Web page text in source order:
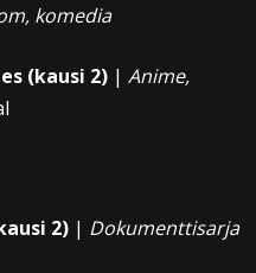
komedia
(kausi 2) | Anime,
2) | Dokumenttisarja